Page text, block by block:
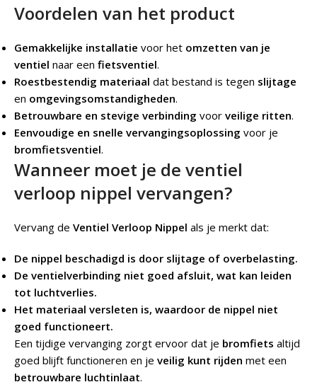
Voordelen van het product
Gemakkelijke installatie voor het omzetten van je
ventiel naar een fietsventiel.
Roestbestendig materiaal dat bestand is tegen slijtage
en omgevingsomstandigheden.
Betrouwbare en stevige verbinding voor veilige ritten.
Eenvoudige en snelle vervangingsoplossing voor je
bromfietsventiel.
Wanneer moet je de ventiel
verloop nippel vervangen?
Vervang de Ventiel Verloop Nippel als je merkt dat:
De nippel beschadigd is door slijtage of overbelasting.
De ventielverbinding niet goed afsluit, wat kan leiden
tot luchtverlies.
Het materiaal versleten is, waardoor de nippel niet
goed functioneert.
Een tijdige vervanging zorgt ervoor dat je bromfiets altijd
goed blijft functioneren en je veilig kunt rijden met een
betrouwbare luchtinlaat.